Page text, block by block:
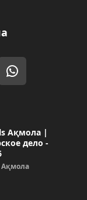
Ақмола |
дело -
Ақмола